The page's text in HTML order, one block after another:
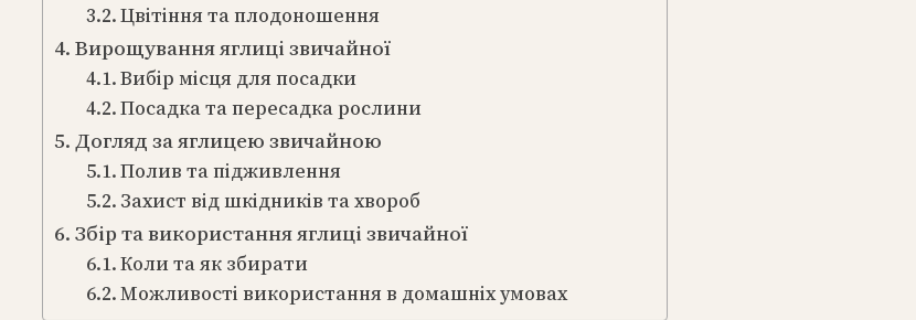
Цвітіння та плодоношення
Вирощування яглиці звичайної
Вибір місця для посадки
Посадка та пересадка рослини
Догляд за яглицею звичайною
Полив та підживлення
Захист від шкідників та хвороб
Збір та використання яглиці звичайної
Коли та як збирати
Можливості використання в домашніх умовах